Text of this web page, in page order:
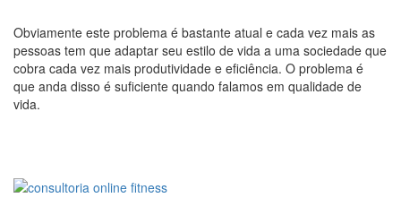
Obviamente este problema é bastante atual e cada vez mais as
pessoas tem que adaptar seu estilo de vida a uma sociedade que
cobra cada vez mais produtividade e eficiência. O problema é
que anda disso é suficiente quando falamos em qualidade de
vida.